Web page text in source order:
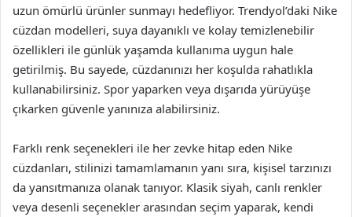
uzun ömürlü ürünler sunmayı hedefliyor. Trendyol’daki Nike
cüzdan modelleri, suya dayanıklı ve kolay temizlenebilir
özellikleri ile günlük yaşamda kullanıma uygun hale
getirilmiş. Bu sayede, cüzdanınızı her koşulda rahatlıkla
kullanabilirsiniz. Spor yaparken veya dışarıda yürüyüşe
çıkarken güvenle yanınıza alabilirsiniz.
Farklı renk seçenekleri ile her zevke hitap eden Nike
cüzdanları, stilinizi tamamlamanın yanı sıra, kişisel tarzınızı
da yansıtmanıza olanak tanıyor. Klasik siyah, canlı renkler
veya desenli seçenekler arasından seçim yaparak, kendi